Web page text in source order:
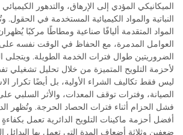
الميكانيكي المؤدي إلى الإرهاق، والتدهور
النباتية والمواد الكيميائية المستخدمة في الحقول.
المواد المتقدمة أليافًا صناعية ومطاطًا مركبًا
العوامل المدمرة، مع الحفاظ في الوقت نفسه على
الضروريتين طوال فترات الخدمة الطويلة. ويتجلى
لأحزمة التلويح المتميزة من خلال تحليل تشغيلي
ليس فقط تكاليف الشراء الأولية، بل أيضًا تكرار
الصيانة، وفترات توقف المعدات، والأثر السلبي على
فشل الحزام أثناء فترات الحصاد الحرجة. وتُظهر
أفضل أحزمة ماكينات التلويح الدائرية تعمل
ضعفين وثلاثة أضعاف المدة التي تعمل بها البدائل